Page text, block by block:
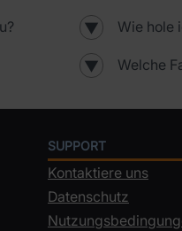
▼ Wie hole
▼ Welche
SUPPORT
Kontaktiere uns
Datenschutz